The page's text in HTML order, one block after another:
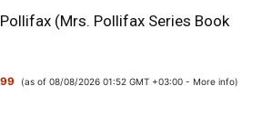
(Mrs. Pollifax Series Book
(as of 08/08/2026 01:52 GMT +03:00 - More info)